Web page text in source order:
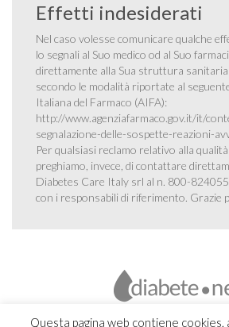
Questa pagina web contiene cookies,
Effetti indesiderati
Nel caso volesse comunicare qualche
lo segnali al Suo medico od al Suo
direttamente alla Sua struttura
secondo le modalità riportate al
Italiana del Farmaco (AIFA):
http://www.agenziafarmaco.gov.it/it/
segnalazione-delle-sospette-reazioni-
Per qualsiasi reclamo relativo alla
preghiamo, invece, di contattare
Diabetes Care Italy srl al n. 800-
con i responsabili di riferimento. Grazie